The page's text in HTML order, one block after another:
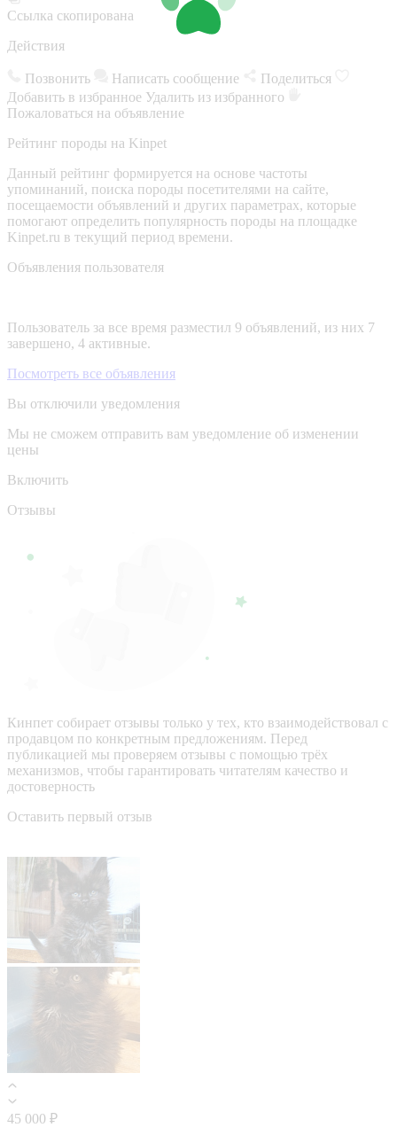
Ссылка скопирована
Действия
Позвонить Написать сообщение
Поделиться
Добавить в избранное Удалить из избранного
Пожаловаться на объявление
Рейтинг породы на Kinpet
Данный рейтинг формируется на основе частоты
упоминаний, поиска породы посетителями на сайте,
посещаемости объявлений и других параметрах, которые
помогают определить популярность породы на площадке
Kinpet.ru в текущий период времени.
Объявления пользователя
Пользователь за все время разместил 9 объявлений, из них 7
завершено, 4 активные.
Посмотреть все объявления
Вы отключили уведомления
Мы не сможем отправить вам уведомление об изменении
цены
Включить
Отзывы
Кинпет собирает отзывы только у тех, кто взаимодействовал с
продавцом по конкретным предложениям. Перед
публикацией мы проверяем отзывы с помощью трёх
механизмов, чтобы гарантировать читателям качество и
достоверность
Оставить первый отзыв
45 000 ₽